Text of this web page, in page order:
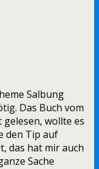
Salbung
Das Buch vom
wollte es
den Tip auf
das hat mir auch
Sache